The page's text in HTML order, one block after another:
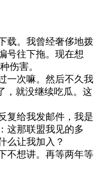
载。我曾经奢侈地拨
号往下拖。现在想
伤害。
一次嘛。然后不久我
，就没继续吃瓜。这
复给我发邮件，我是
这那联盟我见的多
么让我加入？
不想讲。再等两年等